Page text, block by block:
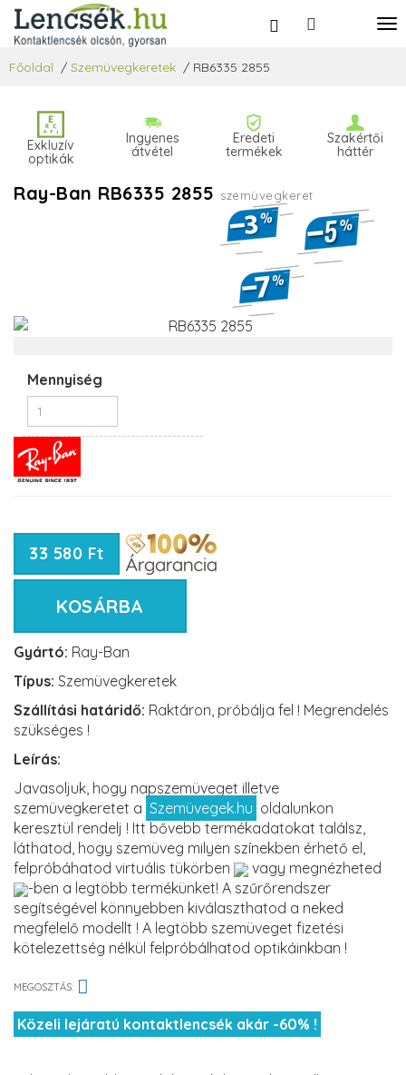
Főoldal / Szemüvegkeretek / RB6335 2855
Exkluzív
optikák
Ingyenes
átvétel
Eredeti
termékek
Szakértői
háttér
Ray-Ban RB6335 2855 szemüvegkeret
Mennyiség
33 580 Ft
KOSÁRBA
Gyártó: Ray-Ban
Típus: Szemüvegkeretek
Szállítási határidő: Raktáron, próbálja fel ! Megrendelés
szükséges !
Leírás:
Javasoljuk, hogy napszemüveget illetve
szemüvegkeretet a Szemüvegek.hu oldalunkon
keresztül rendelj ! Itt bővebb termékadatokat találsz,
láthatod, hogy szemüveg milyen színekben érhető el,
felpróbáhatod virtuális tükörben
vagy megnézheted
-ben a legtöbb termékünket! A szűrőrendszer
segítségével könnyebben kiválaszthatod a neked
megfelelő modellt ! A legtöbb szemüveget fizetési
kötelezettség nélkül felpróbálhatod optikáinkban !
MEGOSZTÁS:
Közeli lejáratú kontaktlencsék akár -60% !